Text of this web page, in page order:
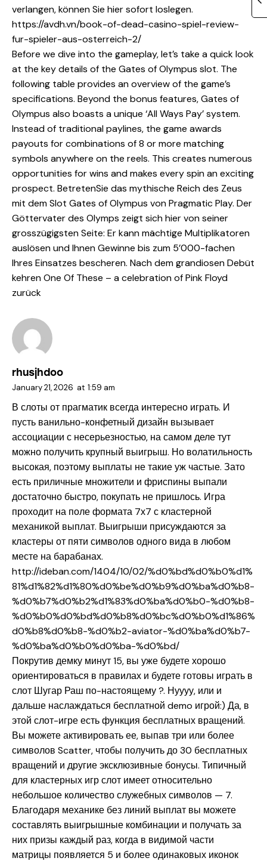
verlangen, können Sie hier sofort loslegen.
https://avdh.vn/book-of-dead-casino-spiel-review-
fur-spieler-aus-osterreich-2/
Before we dive into the gameplay, let’s take a quick look
at the key details of the Gates of Olympus slot. The
following table provides an overview of the game’s
specifications. Beyond the bonus features, Gates of
Olympus also boasts a unique ‘All Ways Pay’ system.
Instead of traditional paylines, the game awards
payouts for combinations of 8 or more matching
symbols anywhere on the reels. This creates numerous
opportunities for wins and makes every spin an exciting
prospect. BetretenSie das mythische Reich des Zeus
mit dem Slot Gates of Olympus von Pragmatic Play. Der
Göttervater des Olymps zeigt sich hier von seiner
grosszügigsten Seite: Er kann mächtige Multiplikatoren
auslösen und Ihnen Gewinne bis zum 5’000-fachen
Ihres Einsatzes bescheren. Nach dem grandiosen Debüt
kehren One Of These – a celebration of Pink Floyd
zurück
rhusjhdoo
January 21, 2026 at 1:59 am
В слоты от прагматик всегда интересно играть. И
пусть ванильно-конфетный дизайн вызывает
ассоциации с несерьезностью, на самом деле тут
можно получить крупный выигрыш. Но волатильность
высокая, поэтому выплаты не такие уж частые. Зато
есть приличные множители и фриспины выпали
достаточно быстро, покупать не пришлось. Игра
проходит на поле формата 7х7 с кластерной
механикой выплат. Выигрыши присуждаются за
кластеры от пяти символов одного вида в любом
месте на барабанах.
http://ideban.com/1404/10/02/%d0%bd%d0%b0%d1%
81%d1%82%d1%80%d0%be%d0%b9%d0%ba%d0%b8-
%d0%b7%d0%b2%d1%83%d0%ba%d0%b0-%d0%b8-
%d0%b0%d0%bd%d0%b8%d0%bc%d0%b0%d1%86%
d0%b8%d0%b8-%d0%b2-aviator-%d0%ba%d0%b7-
%d0%ba%d0%b0%d0%ba-%d0%bd/
Покрутив демку минут 15, вы уже будете хорошо
ориентироваться в правилах и будете готовы играть в
слот Шугар Раш по-настоящему ?. Нуууу, или и
дальше наслаждаться бесплатной demo игрой:) Да, в
этой слот-игре есть функция бесплатных вращений.
Вы можете активировать ее, выпав три или более
символов Scatter, чтобы получить до 30 бесплатных
вращений и другие эксклюзивные бонусы. Типичный
для кластерных игр слот имеет относительно
небольшое количество служебных символов — 7.
Благодаря механике без линий выплат вы можете
составлять выигрышные комбинации и получать за
них призы каждый раз, когда в видимой части
матрицы появляется 5 и более одинаковых иконок